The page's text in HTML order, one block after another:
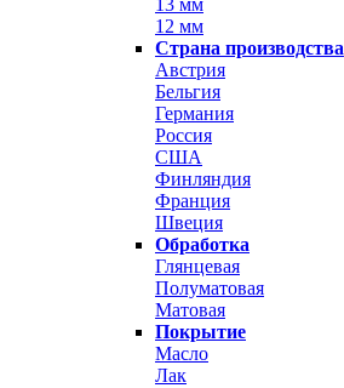
13 мм
12 мм
Страна производства
Австрия
Бельгия
Германия
Россия
США
Финляндия
Франция
Швеция
Обработка
Глянцевая
Полуматовая
Матовая
Покрытие
Масло
Лак